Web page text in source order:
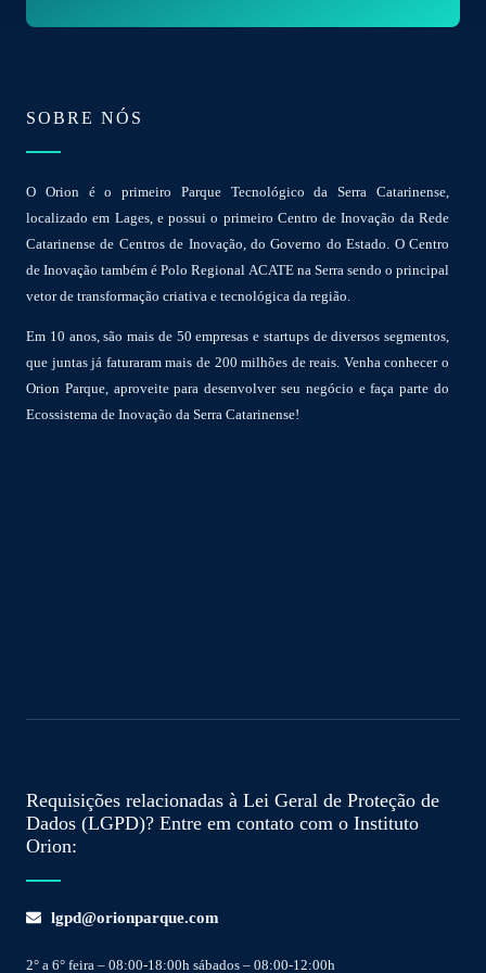
SOBRE NÓS
O Orion é o primeiro Parque Tecnológico da Serra Catarinense,
localizado em Lages, e possui o primeiro Centro de Inovação da Rede
Catarinense de Centros de Inovação, do Governo do Estado. O Centro
de Inovação também é Polo Regional ACATE na Serra sendo o principal
vetor de transformação criativa e tecnológica da região.
Em 10 anos, são mais de 50 empresas e startups de diversos segmentos,
que juntas já faturaram mais de 200 milhões de reais. Venha conhecer o
Orion Parque, aproveite para desenvolver seu negócio e faça parte do
Ecossistema de Inovação da Serra Catarinense!
Requisições relacionadas à Lei Geral de Proteção de
Dados (LGPD)? Entre em contato com o Instituto
Orion:
lgpd@orionparque.com
2° a 6° feira – 08:00-18:00h sábados – 08:00-12:00h